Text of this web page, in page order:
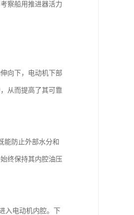
察船用推进器活力
向下，电动机下部
从而提高了其可靠
能防止外部水分和
终保持其内腔油压
入电动机内腔。下